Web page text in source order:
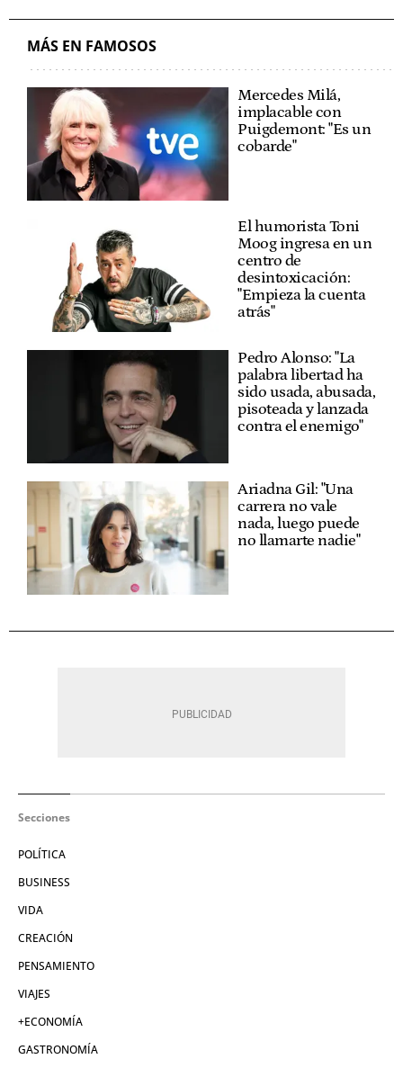
MÁS EN FAMOSOS
Mercedes Milá,
implacable con
Puigdemont: "Es un
cobarde"
El humorista Toni
Moog ingresa en un
centro de
desintoxicación:
"Empieza la cuenta
atrás"
Pedro Alonso: "La
palabra libertad ha
sido usada, abusada,
pisoteada y lanzada
contra el enemigo"
Ariadna Gil: "Una
carrera no vale
nada, luego puede
no llamarte nadie"
Secciones
POLÍTICA
BUSINESS
VIDA
CREACIÓN
PENSAMIENTO
VIAJES
+ECONOMÍA
GASTRONOMÍA